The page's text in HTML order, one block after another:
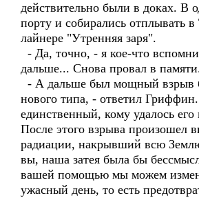
действительно были в доках. В
порту и собирались отплывать
лайнере "Утренняя заря".
- Да, точно, - я кое-что
дальше... Снова провал в
- А дальше был мощный взрыв
нового типа, - ответил
единственный, кому удалось его
После этого взрыва произошел
радиации, накрывший всю
вы, наша затея была бы
вашей помощью мы можем
ужасный день, то есть